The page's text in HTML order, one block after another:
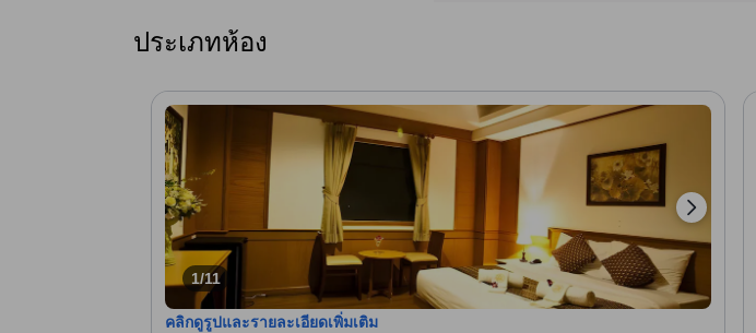
ประเภทห้อง
1/11
คลิกดูรูปและรายละเอียดเพิ่มเติม